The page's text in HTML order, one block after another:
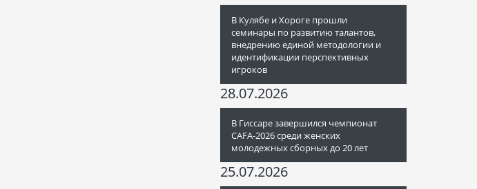
В Кулябе и Хороге прошли
семинары по развитию талантов,
внедрению единой методологии и
идентификации перспективных
игроков
28.07.2026
В Гиссаре завершился чемпионат
CAFA-2026 среди женских
молодежных сборных до 20 лет
25.07.2026